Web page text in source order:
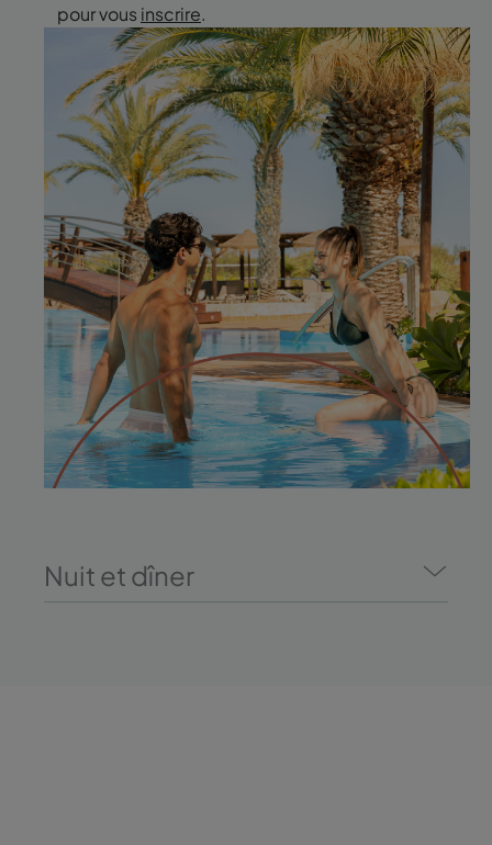
pour vous inscrire.
Nuit et dîner